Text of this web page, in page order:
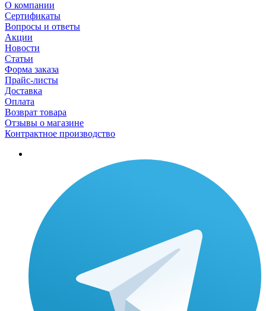
О компании
Сертификаты
Вопросы и ответы
Акции
Новости
Статьи
Форма заказа
Прайс-листы
Доставка
Оплата
Возврат товара
Отзывы о магазине
Контрактное производство